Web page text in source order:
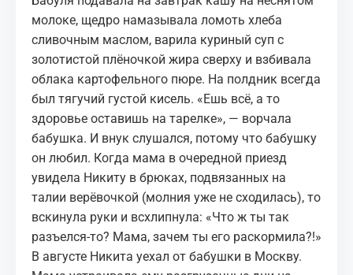
молоке, щедро намазывала ломоть хлеба
сливочным маслом, варила куриный суп с
золотистой плёночкой жира сверху и взбивала
облака картофельного пюре. На полдник всегда
был тягучий густой кисель. «Ешь всё, а то
здоровье оставишь на тарелке», — ворчала
бабушка. И внук слушался, потому что бабушку
он любил. Когда мама в очередной приезд
увидела Никиту в брюках, подвязанных на
талии верёвочкой (молния уже не сходилась), то
вскинула руки и всхлипнула: «Что ж ты так
разъелся‑то? Мама, зачем ты его раскормила?!»
В августе Никита уехал от бабушки в Москву.